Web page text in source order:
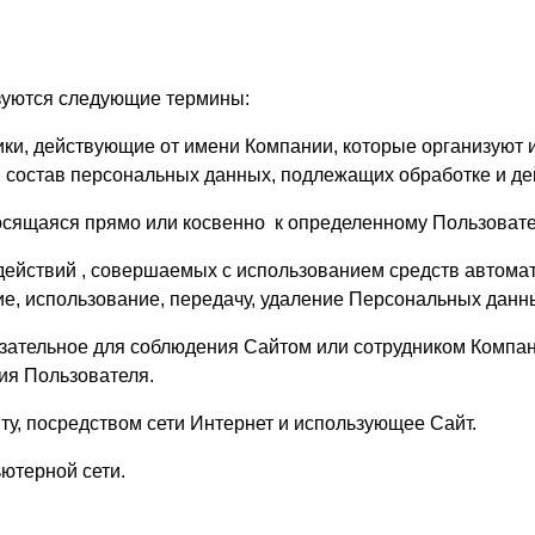
следующие термины:
действующие от имени Компании, которые организуют
состав персональных данных, подлежащих обработке и
прямо или косвенно к определенному
, совершаемых с использованием средств
использование, передачу, удаление Персональных
для соблюдения Сайтом или сотрудником
Пользователя.
посредством сети Интернет и использующее Сайт.
сети.